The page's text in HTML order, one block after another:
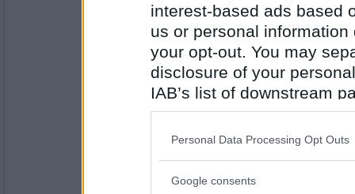
interest-based ads based
us or personal
your opt-out. You may
disclosure of your
IAB’s list of downstream
also be disclosed by us
Downstream Participants
Please note that this
Personal Data Processing Opt Outs
Google consents
Antall innlegg:
Å begynne og røyke!
Katt eller hund?
Riaa75